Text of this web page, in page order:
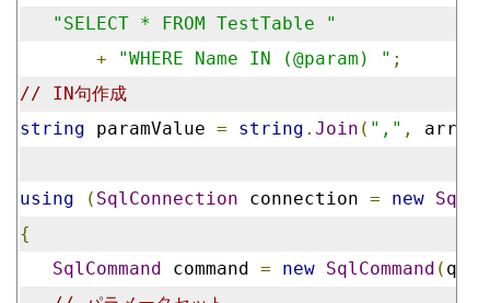
"SELECT * FROM TestTable "
+
"WHERE Name IN (@param) " ;
// IN句作成
string paramValue = string . Join ( "," , array
using ( SqlConnection connection = new
{
SqlCommand command = new SqlCommand (